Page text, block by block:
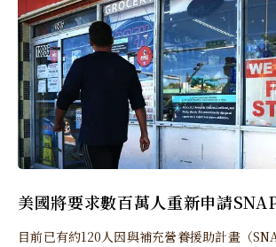
美國將要求數百萬人重新申請
目前已有約120人因與補充營養援助計畫（